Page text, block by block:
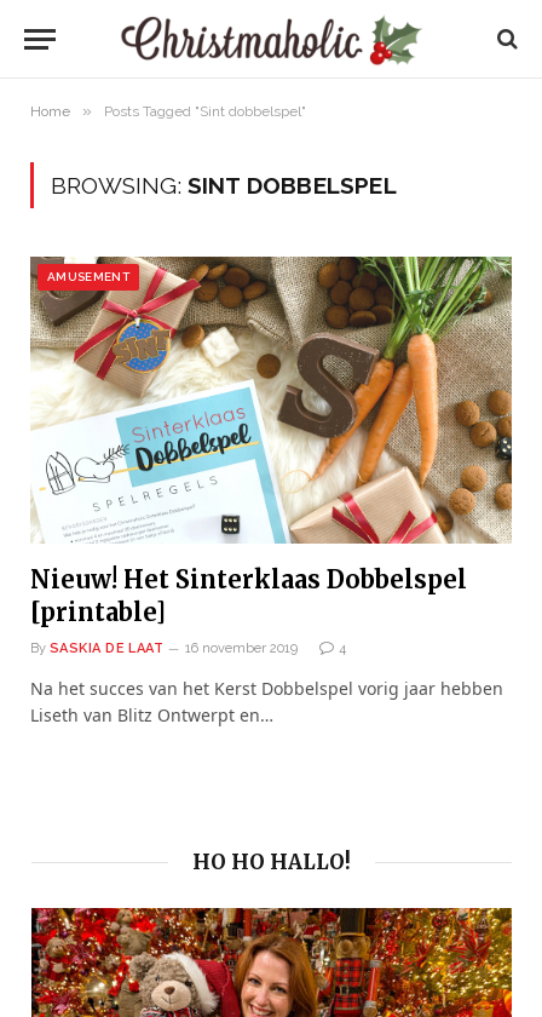
Home » Posts Tagged "Sint dobbelspel"
BROWSING: SINT DOBBELSPEL
AMUSEMENT
Nieuw! Het Sinterklaas Dobbelspel
[printable]
By SASKIA DE LAAT 16 november 2019 4
Na het succes van het Kerst Dobbelspel vorig jaar hebben
Liseth van Blitz Ontwerpt en…
HO HO HALLO!